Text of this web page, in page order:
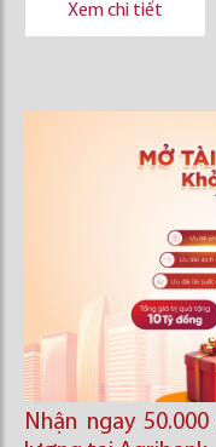
Xem chi tiết
Nhận ngay